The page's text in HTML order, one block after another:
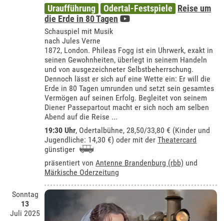
Uraufführung Odertal-Festspiele Reise um
die Erde in 80 Tagen
Schauspiel mit Musik
nach Jules Verne
1872, London. Phileas Fogg ist ein Uhrwerk, exakt in
seinen Gewohnheiten, überlegt in seinem Handeln
und von ausgezeichneter Selbstbeherrschung.
Dennoch lässt er sich auf eine Wette ein: Er will die
Erde in 80 Tagen umrunden und setzt sein gesamtes
Vermögen auf seinen Erfolg. Begleitet von seinem
Diener Passepartout macht er sich noch am selben
Abend auf die Reise ...
19:30 Uhr, Odertalbühne, 28,50/33,80 € (Kinder und
Jugendliche: 14,30 €) oder mit derTheatercard
günstiger
präsentiert vonAntenne Brandenburg (rbb) und
Märkische Oderzeitung
Sonntag
13
Juli 2025